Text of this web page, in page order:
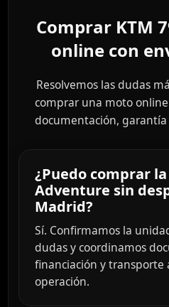
Comprar KTM
online con
Resolvemos las dudas
comprar una moto
documentación,
¿Puedo comprar la
Adventure sin
Madrid?
Sí. Confirmamos la
dudas y coordinamos
financiación y transporte
operación.